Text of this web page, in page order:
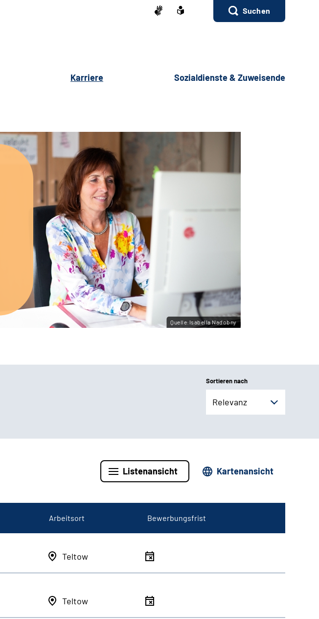
Suchen
Karriere Sozialdienste & Zuweisende
Quelle:Isabella Nadobny
Sortieren nach
Relevanz
Listenansicht Kartenansicht
Arbeitsort Bewerbungsfrist
Teltow
Teltow